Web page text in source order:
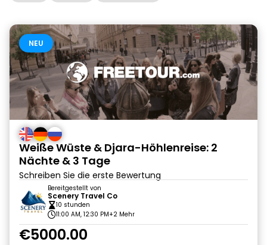
NEU
Weiße Wüste & Djara-Höhlenreise: 2
Nächte & 3 Tage
Schreiben Sie die erste Bewertung
Bereitgestellt von
Scenery Travel Co
10 stunden
11:00 AM, 12:30 PM+2 Mehr
€5000.00